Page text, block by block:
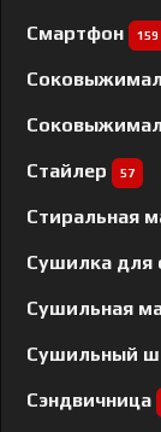
Смартфон 159
Стайлер 57
Стиральная
Сушилка для
Сушильная
Сушильный
Сэндвичница